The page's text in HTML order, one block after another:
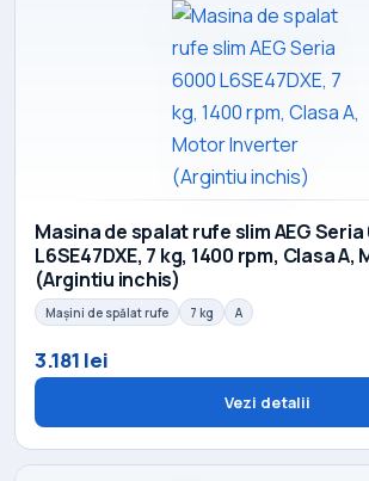
Masina de spalat rufe slim AEG Seria
L6SE47DXE, 7 kg, 1400 rpm, Clasa
(Argintiu inchis)
Mașini de spălat rufe 7 kg A
3.181 lei
Vezi detalii